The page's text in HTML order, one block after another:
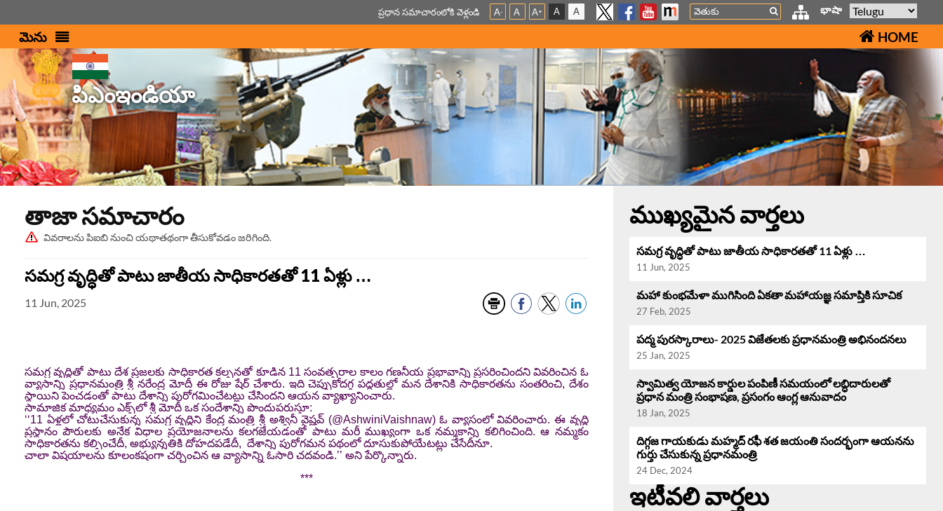
ప్ర‌ధాన స‌మాచారంలోకి వెళ్లండి A- A A+ A A Search భాషా
మెను HOME
పిఎంఇండియా
తాజా స‌మాచారం
వివరాలను పిఐబి నుంచి యథాతథంగా తీసుకోవడం జరిగింది.
సమగ్ర వృద్ధి‌తో పాటు జాతీయ సాధికారతతో 11 ఏళ్లు …
11 Jun, 2025
సమగ్ర వృద్ధి‌తో పాటు దేశ ప్రజలకు సాధికారత కల్పనతో కూడిన 11 సంవత్సరాల కాలం గణనీయ ప్రభావాన్ని ప్రసరించిందని వివరించిన ఓ
వ్యాసాన్ని ప్ర‌ధానమంత్రి శ్రీ న‌రేంద్ర మోదీ ఈ రోజు షేర్ చేశారు. ఇది చెప్పుకోదగ్గ పద్ధతుల్లో మన దేశానికి సాధికారతను సంతరించి, దేశం
స్థాయిని పెంచడంతో పాటు దేశాన్ని పురోగమించేటట్లు చేసిందని ఆయన వ్యాఖ్యానించారు.
సామాజిక మాధ్యమం ఎక్స్‌లో శ్రీ మోదీ ఒక సందేశాన్ని పొందుపరుస్తూ:
‘‘11 ఏళ్లలో చోటుచేసుకున్న సమగ్ర వృద్ధిని కేంద్ర మంత్రి శ్రీ అశ్వినీ వైష్ణవ్ (@AshwiniVaishnaw) ఓ వ్యాసంలో వివరించారు. ఈ వృద్ధి
ప్రస్థానం పౌరులకు అనేక విధాల ప్రయోజనాలను కలగజేయడంతో పాటు మరీ ముఖ్యంగా ఒక నమ్మకాన్ని కలిగించింది. ఆ నమ్మకం
సాధికారతను కల్పించేదీ, అభ్యున్నతికి దోహదపడేదీ, దేశాన్ని పురోగమన పథంలో దూసుకుపోయేటట్లు చేసేదీనూ.
చాలా విషయాలను కూలంకషంగా చర్చించిన ఆ వ్యాసాన్ని ఓసారి చదవండి.’’ అని పేర్కొన్నారు.
***
ముఖ్యమైన వార్తలు
సమగ్ర వృద్ధి‌తో పాటు జాతీయ సాధికారతతో 11 ఏళ్లు …
11 Jun, 2025
మహా కుంభమేళా ముగిసింది ఏకతా మహాయజ్ఞ సమాప్తికి సూచిక
27 Feb, 2025
పద్మ పురస్కారాలు- 2025 విజేతలకు ప్రధానమంత్రి అభినందనలు
25 Jan, 2025
స్వామిత్వ యోజన కార్డుల పంపిణీ సమయంలో లబ్ధిదారులతో
ప్రధాన మంత్రి సంభాషణ, ప్రసంగం ఆంగ్ల ఆనువాదం
18 Jan, 2025
దిగ్గజ గాయకుడు మహ్మద్ రఫీ శత జయంతి సందర్భంగా ఆయనను
గుర్తు చేసుకున్న ప్రధానమంత్రి
24 Dec, 2024
ఇటీవలి వార్తలు